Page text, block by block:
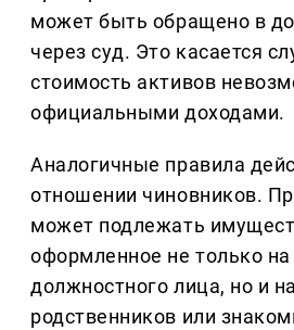
может быть обращено в
через суд. Это касается
стоимость активов
официальными доходами.
Аналогичные правила
отношении чиновников.
может подлежать
оформленное не только
должностного лица, но и
родственников или